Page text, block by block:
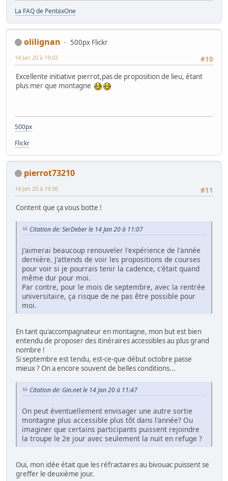
La FAQ de PentaxOne
olilignan
500px Flickr
#10
14 Jan 20 à 19:02
Excellente initiative pierrot,pas de proposition de lieu, étant
plus mer que montagne
500px
Flickr
pierrot73210
#11
14 Jan 20 à 19:36
Content que ça vous botte !
Citation de: SerDeber le 14 Jan 20 à 11:07
J'aimerai beaucoup renouveler l'expérience de l'année
dernière. J'attends de voir les propositions de courses
pour voir si je pourrais tenir la cadence, c'était quand
même dur pour moi.
Par contre, pour le mois de septembre, avec la rentrée
universitaire, ça risque de ne pas être possible pour
moi.
En tant qu'accompagnateur en montagne, mon but est bien
entendu de proposer des itinéraires accessibles au plus grand
nombre !
Si septembre est tendu, est-ce-que début octobre passe
mieux ? On a encore souvent de belles conditions...
Citation de: Gin.net le 14 Jan 20 à 11:47
On peut éventuellement envisager une autre sortie
montagne plus accessible plus tôt dans l'année? Ou
imaginer que certains participants puissent rejoindre
la troupe le 2e jour avec seulement la nuit en refuge ?
Oui, mon idée était que les réfractaires au bivouac puissent se
greffer le deuxième jour.